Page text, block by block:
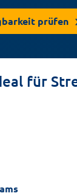
prüfen
für